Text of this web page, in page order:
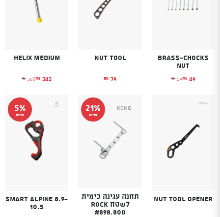
Brass-chocks
nut
₪ 59
המחיר המקורי היה: ₪59.₪ 49 המחיר הנוכחי הוא: ₪49.
Nut Tool
₪ 79
Helix Medium
₪ 360
המחיר המקורי₪ 342 המחיר הנוכחי
Nut Tool opener
21%
הנחה
Kong
תחנה עגינה כימית
לשטח Rock
#898.800
5%
הנחה
Smart Alpine 8.9-
10.5